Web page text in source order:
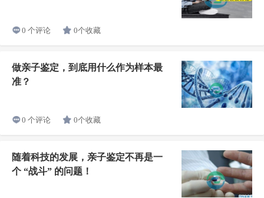
0 个评论 0个收藏
做亲子鉴定，到底用什么作为样本最
准？
0 个评论 0个收藏
随着科技的发展，亲子鉴定不再是一
个 “战斗” 的问题！